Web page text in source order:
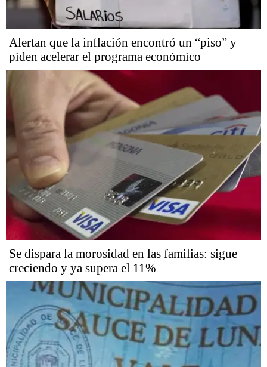
Alertan que la inflación encontró un “piso” y
piden acelerar el programa económico
Se dispara la morosidad en las familias: sigue
creciendo y ya supera el 11%